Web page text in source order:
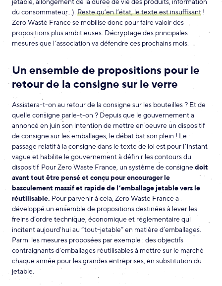
du consommateur…). Reste qu’en l’état, le texte est insuffisant !
Zero Waste France se mobilise donc pour faire valoir des
propositions plus ambitieuses. Décryptage des principales
mesures que l’association va défendre ces prochains mois.
Un ensemble de propositions pour le
retour de la consigne sur le verre
Assistera-t-on au retour de la consigne sur les bouteilles ? Et de
quelle consigne parle-t-on ? Depuis que le gouvernement a
annoncé en juin son intention de mettre en oeuvre un dispositif
de consigne sur les emballages, le débat bat son plein ! Le
passage relatif à la consigne dans le texte de loi est pour l’instant
vague et habilite le gouvernement à définir les contours du
dispositif. Pour Zero Waste France, un système de consigne doit
avant tout être pensé et conçu pour encourager le
basculement massif et rapide de l’emballage jetable vers le
réutilisable. Pour parvenir à cela, Zero Waste France a
développé un ensemble de propositions destinées à lever les
freins d’ordre technique, économique et réglementaire qui
incitent aujourd’hui au “tout-jetable” en matière d’emballages.
Parmi les mesures proposées par exemple : des objectifs
contraignants d’emballages réutilisables à mettre sur le marché
chaque année pour les grandes entreprises, en substitution du
jetable.